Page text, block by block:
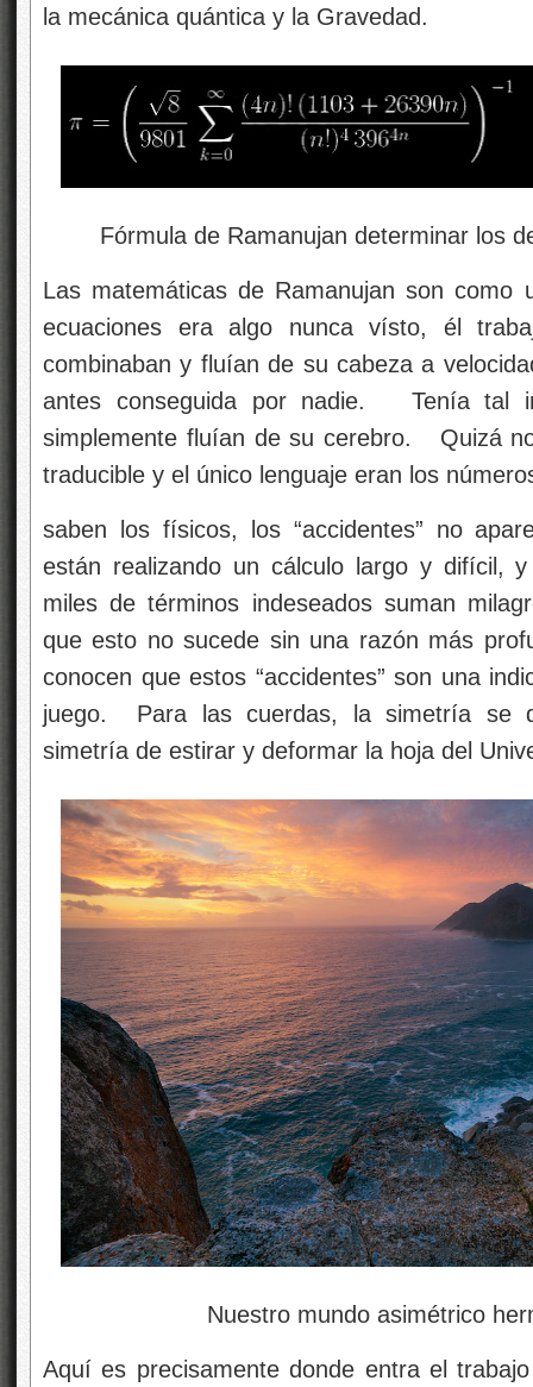
la mecánica quántica y la Gravedad.
Fórmula de Ramanujan determinar los
Las matemáticas de Ramanujan son como
ecuaciones era algo nunca vísto, él
combinaban y fluían de su cabeza a
antes conseguida por nadie. Tenía tal
simplemente fluían de su cerebro. Quizá
traducible y el único lenguaje eran los
saben los físicos, los “accidentes” no
están realizando un cálculo largo y difícil,
miles de términos indeseados suman
que esto no sucede sin una razón más
conocen que estos “accidentes” son una
juego. Para las cuerdas, la simetría se
simetría de estirar y deformar la hoja del
Nuestro mundo asimétrico
Aquí es precisamente donde entra el